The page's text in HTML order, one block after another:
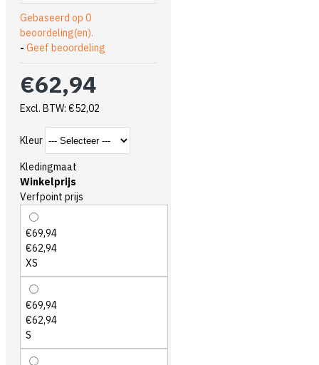
Gebaseerd op 0
beoordeling(en).
- Geef beoordeling
€62,94
Excl. BTW: €52,02
Kleur
Kledingmaat
Winkelprijs
Verfpoint prijs
€69,94
€62,94
XS
€69,94
€62,94
S